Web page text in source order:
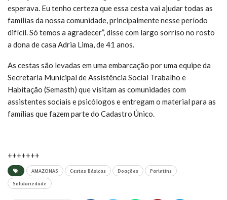
esperava. Eu tenho certeza que essa cesta vai ajudar todas as
famílias da nossa comunidade, principalmente nesse período
difícil. Só temos a agradecer”, disse com largo sorriso no rosto
a dona de casa Adria Lima, de 41 anos.
As cestas são levadas em uma embarcação por uma equipe da
Secretaria Municipal de Assistência Social Trabalho e
Habitação (Semasth) que visitam as comunidades com
assistentes sociais e psicólogos e entregam o material para as
famílias que fazem parte do Cadastro Único.
+++++++
AMAZONAS Cestas Básicas Doações Parintins
Solidariedade